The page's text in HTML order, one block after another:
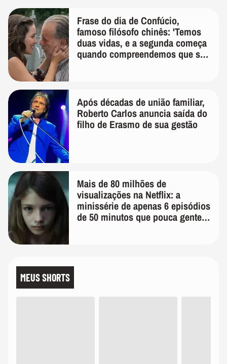
Frase do dia de Confúcio,
famoso filósofo chinês: 'Temos
duas vidas, e a segunda começa
quando compreendemos que só
Após décadas de união familiar,
Roberto Carlos anuncia saída do
filho de Erasmo de sua gestão
Mais de 80 milhões de
visualizações na Netflix: a
minissérie de apenas 6 episódios
de 50 minutos que pouca gente
MEUS SHORTS